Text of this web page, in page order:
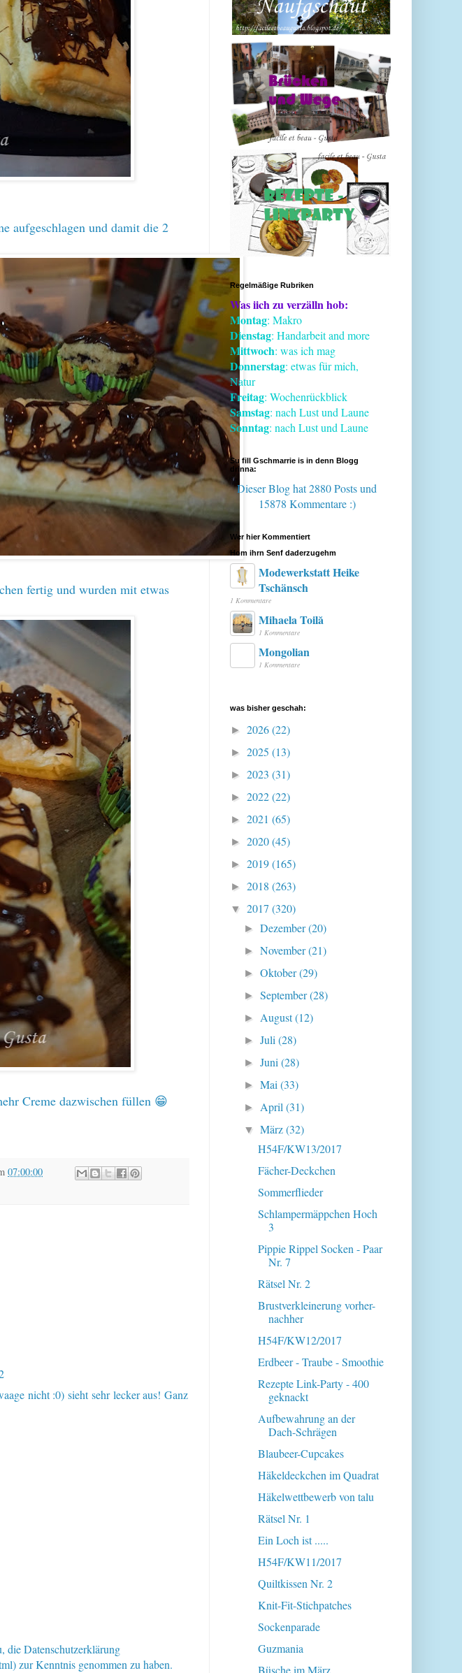
aufgeschlagen und damit die 2
fertig und wurden mit etwas
Creme dazwischen füllen 😁
07:00:00
nicht :0) sieht sehr lecker aus! Ganz
die Datenschutzerklärung
zur Kenntnis genommen zu haben.
Regelmäßige Rubriken
Was iich zu verzälln hob:
Montag: Makro
Dienstag: Handarbeit and more
Mittwoch: was ich mag
Donnerstag: etwas für mich,
Natur
Freitag: Wochenrückblick
Samstag: nach Lust und Laune
Sonntag: nach Lust und Laune
Su fill Gschmarrie is in denn Blogg
drinna:
Dieser Blog hat 2880 Postsund
15878 Kommentare :)
Wer hier Kommentiert
Hom ihrn Senf daderzugehm
Modewerkstatt Heike
Tschänsch
1 Kommentare
Mihaela Toilă
1 Kommentare
Mongolian
1 Kommentare
was bisher geschah:
► 2026(22)
► 2025 (13)
► 2023 (31)
► 2022(22)
► 2021 (65)
► 2020(45)
► 2019(165)
► 2018 (263)
▼ 2017 (320)
►Dezember(20)
►November(21)
►Oktober(29)
►September(28)
► August(12)
►Juli(28)
►Juni(28)
►Mai(33)
► April(31)
▼März(32)
H54F/KW13/2017
Fächer-Deckchen
Sommerflieder
Schlampermäppchen Hoch
3
Pippie Rippel Socken - Paar
Nr. 7
Rätsel Nr. 2
Brustverkleinerung vorher-
nachher
H54F/KW12/2017
Erdbeer - Traube - Smoothie
Rezepte Link-Party - 400
geknackt
Aufbewahrung an der
Dach-Schrägen
Blaubeer-Cupcakes
Häkeldeckchen im Quadrat
Häkelwettbewerb von talu
Rätsel Nr. 1
Ein Loch ist .....
H54F/KW11/2017
Quiltkissen Nr. 2
Knit-Fit-Stichpatches
Sockenparade
Guzmania